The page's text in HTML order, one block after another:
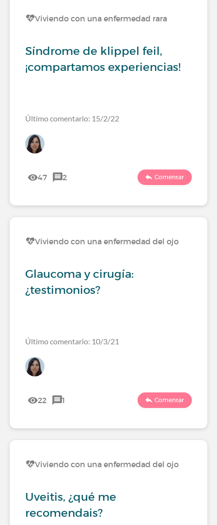
Viviendo con una enfermedad rara
Síndrome de klippel feil,
¡compartamos experiencias!
Último comentario: 15/2/22
47 2 Comentar
Viviendo con una enfermedad del ojo
Glaucoma y cirugía:
¿testimonios?
Último comentario: 10/3/21
22 1 Comentar
Viviendo con una enfermedad del ojo
Uveitis, ¿qué me
recomendais?